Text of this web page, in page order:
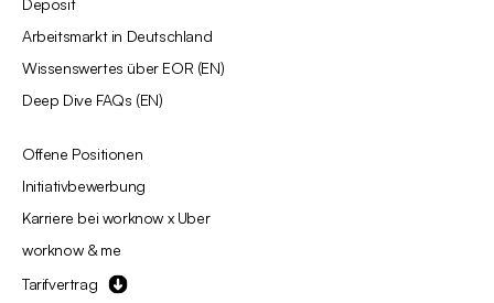
Deposit
Arbeitsmarkt in Deutschland
Wissenswertes über EOR (EN)
Deep Dive FAQs (EN)
Offene Positionen
Initiativbewerbung
Karriere bei worknow x Uber
worknow & me
Tarifvertrag